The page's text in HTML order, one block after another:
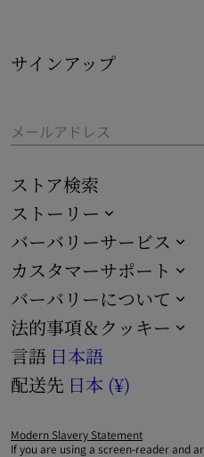
パターンを配しました。
す。
サインアップ
メールアドレス
ストア検索
ストーリー
バーバリーサービス
カスタマーサポート
バーバリーについて
法的事項＆クッキー
言語 日本語
配送先 日本 (¥)
Modern Slavery Statement
If you are using a screen-reader and